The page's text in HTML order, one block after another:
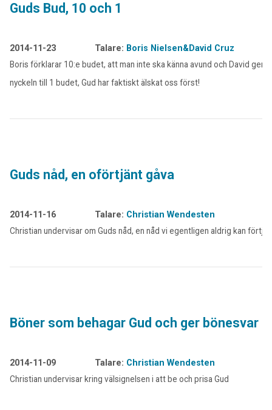
Guds Bud, 10 och 1
2014-11-23 Talare: Boris Nielsen&David Cruz
Boris förklarar 10:e budet, att man inte ska känna avund och David ger
nyckeln till 1 budet, Gud har faktiskt älskat oss först!
Guds nåd, en oförtjänt gåva
2014-11-16 Talare: Christian Wendesten
Christian undervisar om Guds nåd, en nåd vi egentligen aldrig kan
Böner som behagar Gud och ger bönesvar
2014-11-09 Talare: Christian Wendesten
Christian undervisar kring välsignelsen i att be och prisa Gud